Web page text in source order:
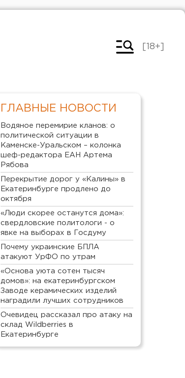
[18+]
ГЛАВНЫЕ НОВОСТИ
Водяное перемирие кланов: о
политической ситуации в
Каменске-Уральском – колонка
шеф-редактора ЕАН Артема
Рябова
Перекрытие дорог у «Калины» в
Екатеринбурге продлено до
октября
«Люди скорее останутся дома»:
свердловские политологи - о
явке на выборах в Госдуму
Почему украинские БПЛА
атакуют УрФО по утрам
«Основа уюта сотен тысяч
домов»: на екатеринбургском
Заводе керамических изделий
наградили лучших сотрудников
Очевидец рассказал про атаку на
склад Wildberries в
Екатеринбурге